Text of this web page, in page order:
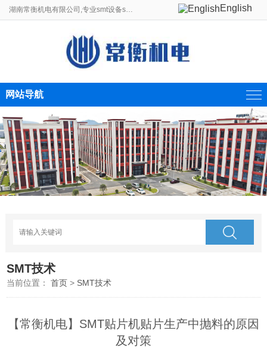
湖南常衡机电有限公司,专业smt设备smt贴片机生产线制造商。 English
网站导航
SMT技术
当前位置：首页 > SMT技术
【常衡机电】SMT贴片机贴片生产中抛料的原因
及对策